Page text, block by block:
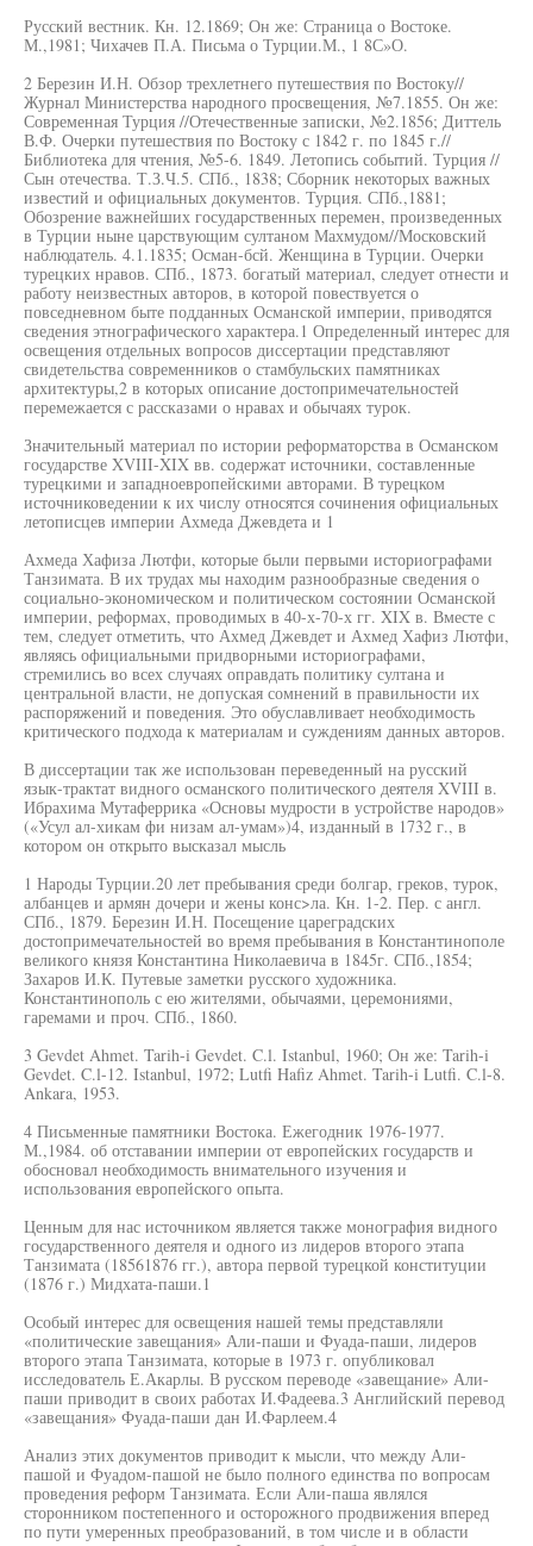
Русский вестник. Кн. 12.1869; Он же: Страница о Востоке.
М.,1981; Чихачев П.А. Письма о Турции.М., 1 8С»О.
2 Березин И.Н. Обзор трехлетнего путешествия по Востоку//
Журнал Министерства народного просвещения, №7.1855. Он же:
Современная Турция //Отечественные записки, №2.1856; Диттель
В.Ф. Очерки путешествия по Востоку с 1842 г. по 1845 г.//
Библиотека для чтения, №5-6. 1849. Летопись событий. Турция //
Сын отечества. Т.З.Ч.5. СПб., 1838; Сборник некоторых важных
известий и официальных документов. Турция. СПб.,1881;
Обозрение важнейших государственных перемен, произведенных
в Турции ныне царствующим султаном Махмудом//Московский
наблюдатель. 4.1.1835; Осман-бсй. Женщина в Турции. Очерки
турецких нравов. СПб., 1873. богатый материал, следует отнести и
работу неизвестных авторов, в которой повествуется о
повседневном быте подданных Османской империи, приводятся
сведения этнографического характера.1 Определенный интерес для
освещения отдельных вопросов диссертации представляют
свидетельства современников о стамбульских памятниках
архитектуры,2 в которых описание достопримечательностей
перемежается с рассказами о нравах и обычаях турок.
Значительный материал по истории реформаторства в Османском
государстве XVIII-XIX вв. содержат источники, составленные
турецкими и западноевропейскими авторами. В турецком
источниковедении к их числу относятся сочинения официальных
летописцев империи Ахмеда Джевдета и 1
Ахмеда Хафиза Лютфи, которые были первыми историографами
Танзимата. В их трудах мы находим разнообразные сведения о
социально-экономическом и политическом состоянии Османской
империи, реформах, проводимых в 40-х-70-х гг. XIX в. Вместе с
тем, следует отметить, что Ахмед Джевдет и Ахмед Хафиз Лютфи,
являясь официальными придворными историографами,
стремились во всех случаях оправдать политику султана и
центральной власти, не допуская сомнений в правильности их
распоряжений и поведения. Это обуславливает необходимость
критического подхода к материалам и суждениям данных авторов.
В диссертации так же использован переведенный на русский
язык-трактат видного османского политического деятеля XVIII в.
Ибрахима Мутаферрика «Основы мудрости в устройстве народов»
(«Усул ал-хикам фи низам ал-умам»)4, изданный в 1732 г., в
котором он открыто высказал мысль
1 Народы Турции.20 лет пребывания среди болгар, греков, турок,
албанцев и армян дочери и жены конс>ла. Кн. 1-2. Пер. с англ.
СПб., 1879. Березин И.Н. Посещение цареградских
достопримечательностей во время пребывания в Константинополе
великого князя Константина Николаевича в 1845г. СПб.,1854;
Захаров И.К. Путевые заметки русского художника.
Константинополь с ею жителями, обычаями, церемониями,
гаремами и проч. СПб., 1860.
3 Gevdet Ahmet. Tarih-i Gevdet. C.l. Istanbul, 1960; Он же: Tarih-i
Gevdet. C.l-12. Istanbul, 1972; Lutfi Hafiz Ahmet. Tarih-i Lutfi. C.l-8.
Ankara, 1953.
4 Письменные памятники Востока. Ежегодник 1976-1977.
М.,1984. об отставании империи от европейских государств и
обосновал необходимость внимательного изучения и
использования европейского опыта.
Ценным для нас источником является также монография видного
государственного деятеля и одного из лидеров второго этапа
Танзимата (18561876 гг.), автора первой турецкой конституции
(1876 г.) Мидхата-паши.1
Особый интерес для освещения нашей темы представляли
«политические завещания» Али-паши и Фуада-паши, лидеров
второго этапа Танзимата, которые в 1973 г. опубликовал
исследователь Е.Акарлы. В русском переводе «завещание» Али-
паши приводит в своих работах И.Фадеева.3 Английский перевод
«завещания» Фуада-паши дан И.Фарлеем.4
Анализ этих документов приводит к мысли, что между Али-
пашой и Фуадом-пашой не было полного единства по вопросам
проведения реформ Танзимата. Если Али-паша являлся
сторонником постепенного и осторожного продвижения вперед
по пути умеренных преобразований, в том числе и в области